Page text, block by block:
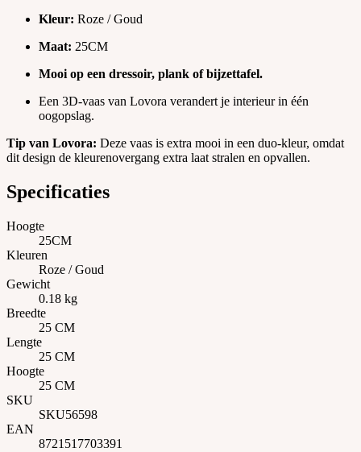
Kleur: Roze / Goud
Maat: 25CM
Mooi op een dressoir, plank of bijzettafel.
Een 3D-vaas van Lovora verandert je interieur in één
oogopslag.
Tip van Lovora: Deze vaas is extra mooi in een duo-kleur, omdat
dit design de kleurenovergang extra laat stralen en opvallen.
Specificaties
Hoogte
25CM
Kleuren
Roze / Goud
Gewicht
0.18 kg
Breedte
25 CM
Lengte
25 CM
Hoogte
25 CM
SKU
SKU56598
EAN
8721517703391